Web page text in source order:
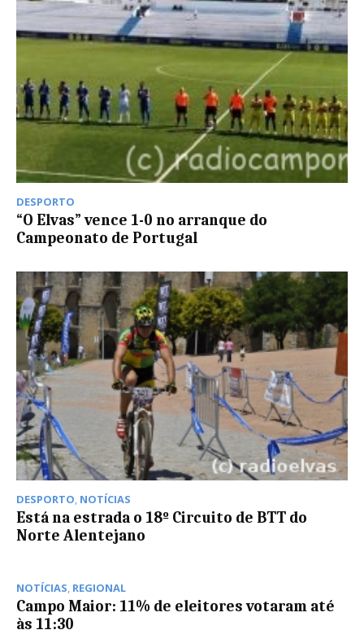
DESPORTO
“O Elvas” vence 1-0 no arranque do
Campeonato de Portugal
DESPORTO NOTÍCIAS
Está na estrada o 18º Circuito de BTT do
Norte Alentejano
NOTÍCIAS REGIONAL
Campo Maior: 11% de eleitores votaram até
às 11:30